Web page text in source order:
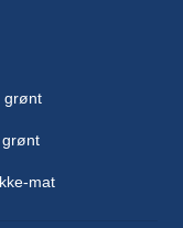
grønt
grønt
mat